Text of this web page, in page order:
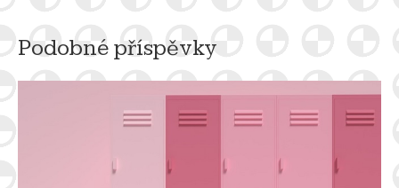
Podobné příspěvky